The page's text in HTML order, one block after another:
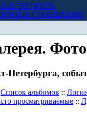
ПРОФИЛЬ
СООБЩЕНИЯ
Петербурга,
Список альбомов ::
просматриваемые::